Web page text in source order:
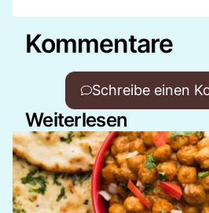
Kommentare
Schreibe einen
Weiterlesen